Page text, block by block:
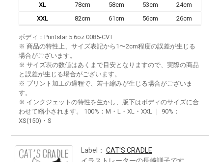
XL
78cm 58cm 53cm
24cm
XXL
82cm 61cm 56cm 26cm
ボディ：Printstar 5.6oz 0085-CVT
※ 商品の特性上、サイズ表記から1〜2cm程度の誤差が生じる
場合がございます。
※ サイズ表の数値はあくまで目安となりますので、実際の商品
と誤差が生じる場合がございます。
※ プリント加工の過程で、若干縮みが生じる場合がございま
す。
※ インクジェットの特性を生かし、版下はボディのサイズに合
わせて縮小されます。 100%：M・L・XL・XXL ｜ 90%：
XS(150)・S
Label： CAT'S CRADLE
イラストレーターの長崎訓子です。